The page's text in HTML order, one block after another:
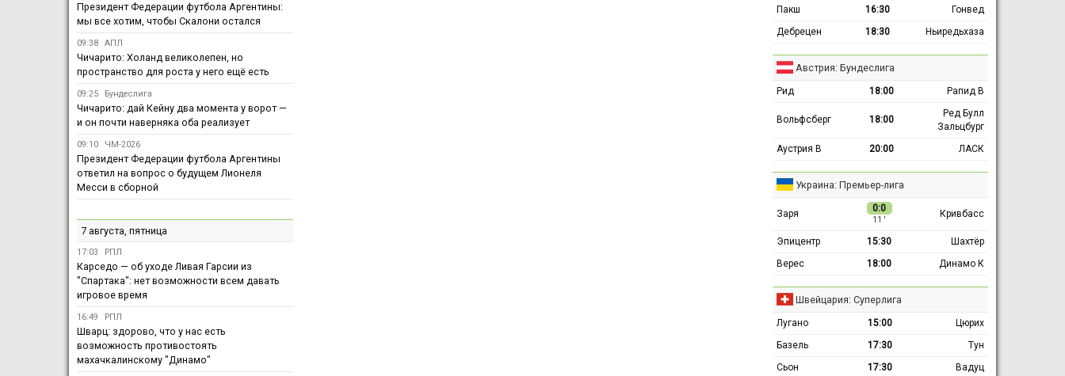
Президент Федерации футбола Аргентины:
мы все хотим, чтобы Скалони остался
09:38 АПЛ
Чичарито: Холанд великолепен, но
пространство для роста у него ещё есть
09:25 Бундеслига
Чичарито: дай Кейну два момента у ворот —
и он почти наверняка оба реализует
09:10 ЧМ-2026
Президент Федерации футбола Аргентины
ответил на вопрос о будущем Лионеля
Месси в сборной
7 августа, пятница
17:03 РПЛ
Карседо — об уходе Ливая Гарсии из
"Спартака": нет возможности всем давать
игровое время
16:49 РПЛ
Шварц: здорово, что у нас есть
возможность противостоять
махачкалинскому "Динамо"
Пакш 16:30
Гонвед
Дебрецен
18:30 Ньиредьхаза
Австрия: Бундеслига
Рид 18:00 Рапид В
Вольфсберг 18:00
Ред Булл
Зальцбург
Аустрия В
20:00 ЛАСК
Украина: Премьер-лига
Заря 0:0
11 ′
Кривбасс
Эпицентр 15:30
Шахтёр
Верес
18:00 Динамо К
Швейцария: Суперлига
Лугано 15:00
Цюрих
Базель
17:30
Тун
Сьон
17:30
Вадуц